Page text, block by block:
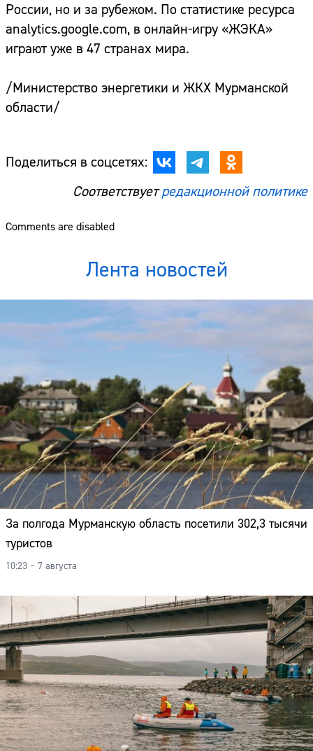
России, но и за рубежом. По статистике ресурса
analytics.google.com, в онлайн-игру «ЖЭКА»
играют уже в 47 странах мира.
/Министерство энергетики и ЖКХ Мурманской
области/
Поделиться в соцсетях:
Соответствуетредакционной политике
Comments are disabled
Лента новостей
За полгода Мурманскую область посетили 302,3 тысячи
туристов
10:23 – 7 августа